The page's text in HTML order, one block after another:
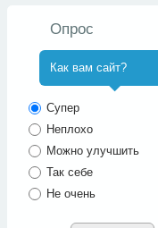
Опрос
Как вам сайт?
Супер
Неплохо
Можно улучшить
Так себе
Не очень